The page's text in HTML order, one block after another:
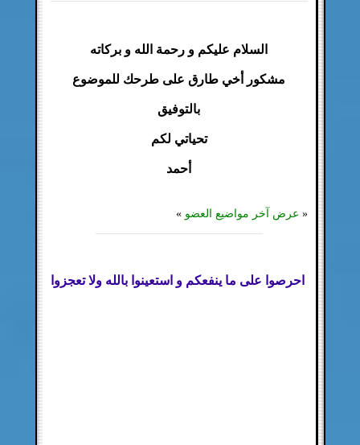
السلام عليكم و رحمة الله و بركاته
مشكور أخي طارق على طرحك للموضوع
بالتوفيق
تحياتي لكم
أحمد
« عرض آخر مواضيع العضو »
احرصوا على ما ينفعكم و استعينوا بالله ولا تعجزوا